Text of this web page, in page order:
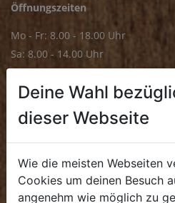
Öffnungszeiten
Mo - Fr: 8.00 - 18.00 Uhr
Sa: 8.00 - 14.00 Uhr
Mo - Fr: 8.00 - 16.00 Uhr
. +43 7272 4859 70
Deine Wahl
dieser Webseite
Wie die meisten Webseiten
Cookies um deinen Besuch
angenehm wie möglich zu